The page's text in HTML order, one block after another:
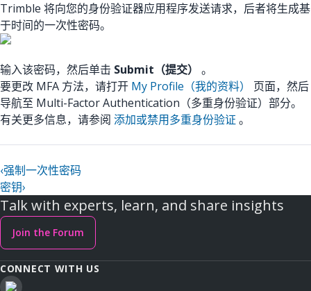
Trimble 将向您的身份验证器应用程序发送请求，后者将生成基
于时间的一次性密码。
输入该密码，然后单击 Submit（提交）
。
要更改 MFA 方法，请打开 My Profile（我的资料）
页面，然后
导航至 Multi-Factor Authentication（多重身份验证）部分。
有关更多信息，请参阅 添加或禁用多重身份验证 。
‹强制一次性密码
密钥›
Talk with experts, learn, and share insights
Join the Forum
CONNECT WITH US